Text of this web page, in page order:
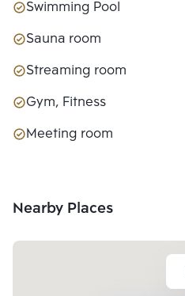
Swimming Pool
Sauna room
Streaming room
Gym, Fitness
Meeting room
Nearby Places